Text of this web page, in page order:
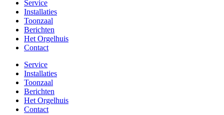
Service
Installaties
Toonzaal
Berichten
Het Orgelhuis
Contact
Service
Installaties
Toonzaal
Berichten
Het Orgelhuis
Contact